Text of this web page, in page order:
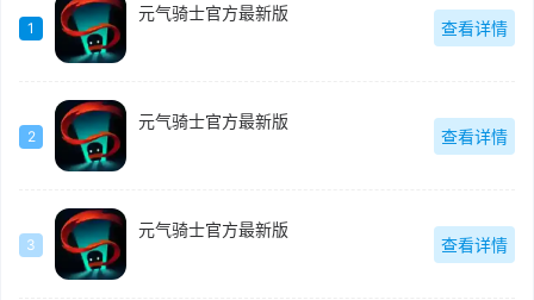
1
元气骑士官方最新版
查看详情
2
元气骑士官方最新版
查看详情
3
元气骑士官方最新版
查看详情